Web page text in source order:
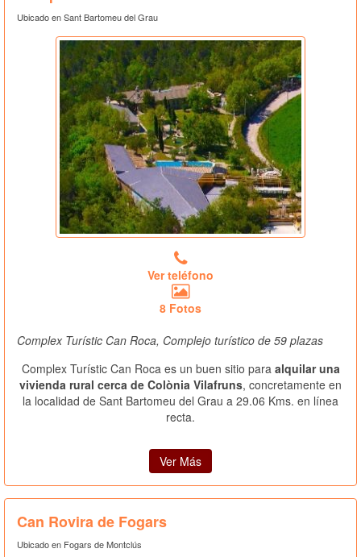
Ubicado en Sant Bartomeu del Grau
Ver teléfono
8 Fotos
Complex Turístic Can Roca, Complejo turístico de 59 plazas
Complex Turístic Can Roca es un buen sitio para alquilar una
vivienda rural cerca de Colònia Vilafruns, concretamente en
la localidad de Sant Bartomeu del Grau a 29.06 Kms. en línea
recta.
Ver Más
Can Rovira de Fogars
Ubicado en Fogars de Montclús